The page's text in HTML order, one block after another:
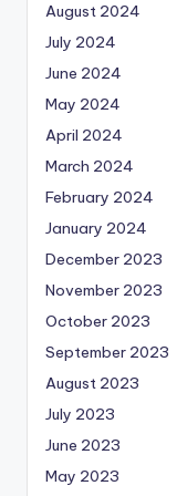
August 2024
July 2024
June 2024
May 2024
April 2024
March 2024
February 2024
January 2024
December 2023
November 2023
October 2023
September 2023
August 2023
July 2023
June 2023
May 2023